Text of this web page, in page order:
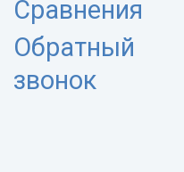
Сравнения
Обратный
звонок